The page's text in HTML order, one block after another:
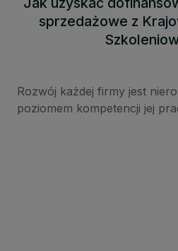
sprzedażowe z
Rozwój każdej firmy jest
poziomem kompetencji jej